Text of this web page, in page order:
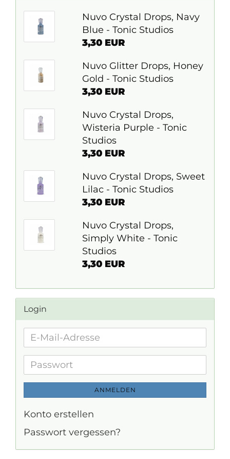
Nuvo Crystal Drops, Navy
Blue - Tonic Studios
3,30 EUR
Nuvo Glitter Drops, Honey
Gold - Tonic Studios
3,30 EUR
Nuvo Crystal Drops,
Wisteria Purple - Tonic
Studios
3,30 EUR
Nuvo Crystal Drops, Sweet
Lilac - Tonic Studios
3,30 EUR
Nuvo Crystal Drops,
Simply White - Tonic
Studios
3,30 EUR
Login
E-
Adresse
Passwort
ANMELDEN
Konto erstellen
Passwort vergessen?